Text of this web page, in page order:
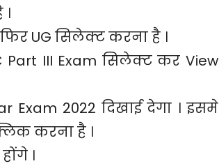
UG सिलेक्ट करना है ।
III Exam सिलेक्ट कर View
2022 दिखाई देगा । इसमे
करना है ।
।